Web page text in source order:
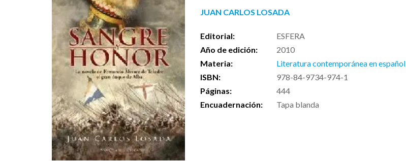
JUAN CARLOS LOSADA
Editorial:
ESFERA
Año de edición:
2010
Materia:
Literatura contemporánea en español
ISBN:
978-84-9734-974-1
Páginas:
444
Encuadernación:
Tapa blanda